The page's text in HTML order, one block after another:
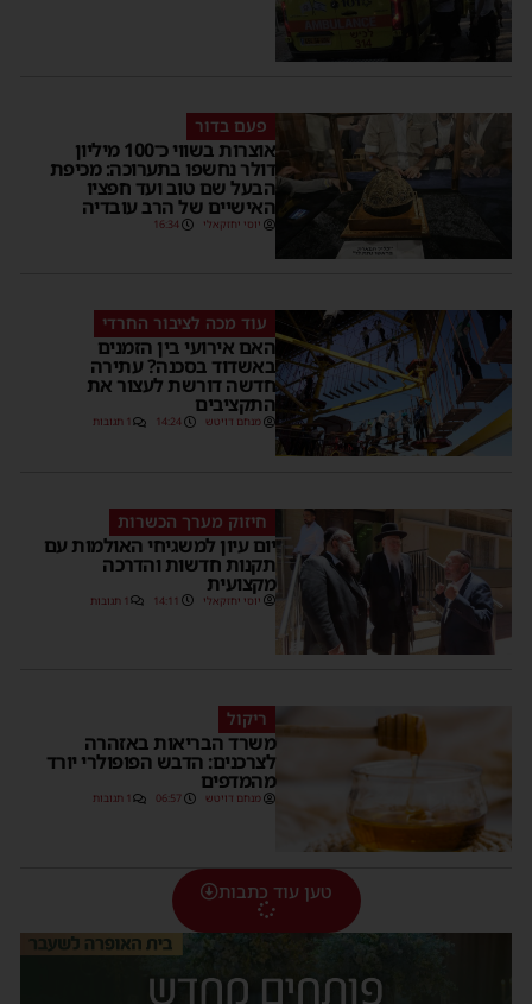
פעם בדור
אוצרות בשווי כ־100 מיליון
דולר נחשפו בתערוכה: מכיפת
הבעל שם טוב ועד חפציו
האישיים של הרב עובדיה
יוסי יחזקאלי 16:34
עוד מכה לציבור החרדי
האם אירועי בין הזמנים
באשדוד בסכנה? עתירה
חדשה דורשת לעצור את
התקציבים
מנחם דויטש 14:24 1 תגובות
חיזוק מערך הכשרות
יום עיון למשגיחי האולמות עם
תקנות חדשות והדרכה
מקצועית
יוסי יחזקאלי 14:11 1 תגובות
ריקול
משרד הבריאות באזהרה
לצרכנים: הדבש הפופולרי יורד
מהמדפים
מנחם דויטש 06:57 1 תגובות
טען עוד כתבות